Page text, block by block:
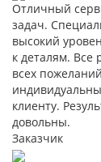
Отличный
задач.
высокий
к деталям. Все
всех
клиенту.
довольны.
Заказчик